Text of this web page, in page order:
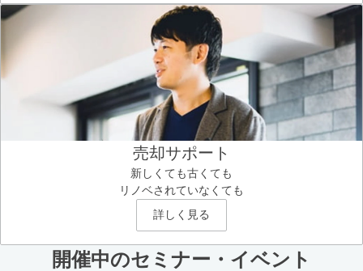
売却サポート
新しくても古くても
リノベされていなくても
詳しく見る
開催中のセミナー・イベント